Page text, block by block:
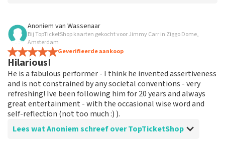
Beoordeling van Myrthe Woddema over
Goede communicatie
Anoniem van Wassenaar
Bij TopTicketShop kaarten gekocht voor Jimmy Carr in Ziggo Dome,
Amsterdam
Geverifieerde aankoop
Hilarious!
He is a fabulous performer - I think he invented assertiveness
and is not constrained by any societal conventions - very
refreshing! Ive been following him for 20 years and always
great entertainment - with the occasional wise word and
self-reflection (not too much :) ).
Lees wat Anoniem schreef over TopTicketShop